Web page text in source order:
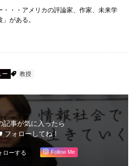
・・アメリカの評論家、作家、未来学
がある。
ー 教授
記事が気に入ったら
フォローしてね！
Follow Me